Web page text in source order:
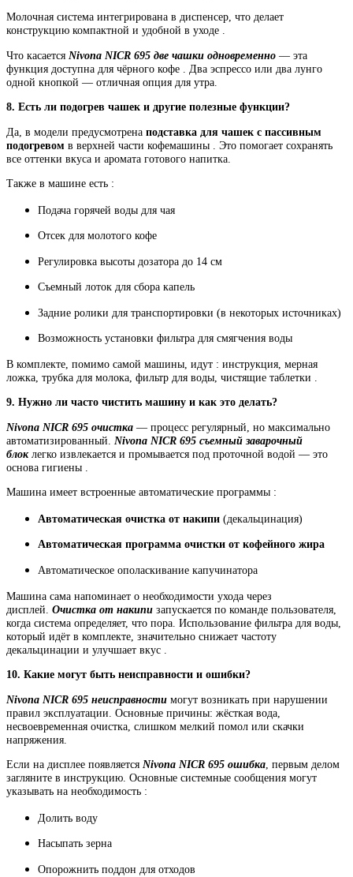
Молочная система интегрирована в диспенсер, что делает
конструкцию компактной и удобной в уходе .
Что касается Nivona NICR 695 две чашки одновременно — эта
функция доступна для чёрного кофе . Два эспрессо или два лунго
одной кнопкой — отличная опция для утра.
8. Есть ли подогрев чашек и другие полезные функции?
Да, в модели предусмотрена подставка для чашек с пассивным
подогревом в верхней части кофемашины . Это помогает сохранять
все оттенки вкуса и аромата готового напитка.
Также в машине есть :
Подача горячей воды для чая
Отсек для молотого кофе
Регулировка высоты дозатора до 14 см
Съемный лоток для сбора капель
Задние ролики для транспортировки (в некоторых источниках)
Возможность установки фильтра для смягчения воды
В комплекте, помимо самой машины, идут : инструкция, мерная
ложка, трубка для молока, фильтр для воды, чистящие таблетки .
9. Нужно ли часто чистить машину и как это делать?
Nivona NICR 695 очистка — процесс регулярный, но максимально
автоматизированный. Nivona NICR 695 съемный заварочный
блоклегко извлекается и промывается под проточной водой — это
основа гигиены .
Машина имеет встроенные автоматические программы :
Автоматическая очистка от накипи (декальцинация)
Автоматическая программа очистки от кофейного жира
Автоматическое ополаскивание капучинатора
Машина сама напоминает о необходимости ухода через
дисплей. Очистка от накипи запускается по команде пользователя,
когда система определяет, что пора. Использование фильтра для воды,
который идёт в комплекте, значительно снижает частоту
декальцинации и улучшает вкус .
10. Какие могут быть неисправности и ошибки?
Nivona NICR 695 неисправности могут возникать при нарушении
правил эксплуатации. Основные причины: жёсткая вода,
несвоевременная очистка, слишком мелкий помол или скачки
напряжения.
Если на дисплее появляется Nivona NICR 695 ошибка , первым делом
загляните в инструкцию. Основные системные сообщения могут
указывать на необходимость :
Долить воду
Насыпать зерна
Опорожнить поддон для отходов